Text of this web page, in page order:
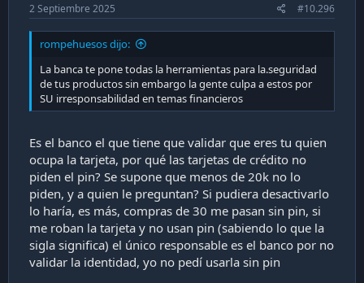
2 Septiembre 2025 #10.296
rompehuesos dijo:
La banca te pone todas la herramientas para la.seguridad
de tus productos sin embargo la gente culpa a estos por
SU irresponsabilidad en temas financieros
Es el banco el que tiene que validar que eres tu quien
ocupa la tarjeta, por qué las tarjetas de crédito no
piden el pin? Se supone que menos de 20k no lo
piden, y a quien le preguntan? Si pudiera desactivarlo
lo haría, es más, compras de 30 me pasan sin pin, si
me roban la tarjeta y no usan pin (sabiendo lo que la
sigla significa) el único responsable es el banco por no
validar la identidad, yo no pedí usarla sin pin